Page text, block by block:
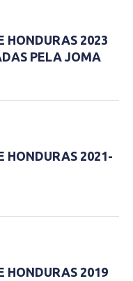
HONDURAS 2023
PELA JOMA
HONDURAS 2021-
HONDURAS 2019